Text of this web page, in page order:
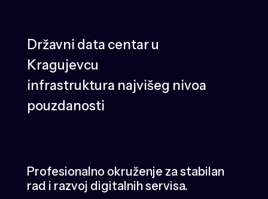
Državni data centar u
Kragujevcu
infrastruktura najvišeg nivoa
pouzdanosti
Profesionalno okruženje za stabilan
rad i razvoj digitalnih servisa.